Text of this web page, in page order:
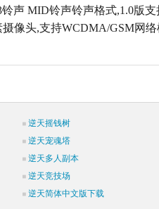
铃声 MID铃声铃声格式,1.0版
摄像头,支持WCDMA/GSM网络
逆天摇钱树
逆天宠魂塔
逆天多人副本
逆天竞技场
逆天简体中文版下载